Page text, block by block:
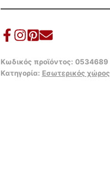
Κωδικός προϊόντος: 0534689
Κατηγορία: Εσωτερικός χώρος